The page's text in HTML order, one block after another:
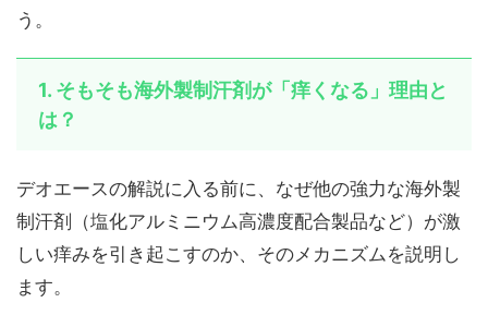
う。
1. そもそも海外製制汗剤が「痒くなる」理由と
は？
デオエースの解説に入る前に、なぜ他の強力な海外製
制汗剤（塩化アルミニウム高濃度配合製品など）が激
しい痒みを引き起こすのか、そのメカニズムを説明し
ます。